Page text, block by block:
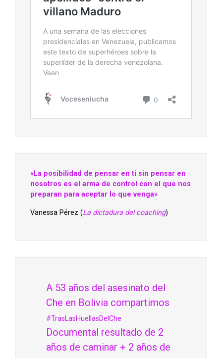
«La posibilidad de pensar en ti sin pensar en
nosotros es el arma de control con el que nos
preparan para aceptar lo que venga»
Vanessa Pérez (La dictadura del coaching)
A 53 años del asesinato del
Che en Bolivia compartimos
#TrasLasHuellasDelChe
Documental resultado de 2
años de caminar + 2 años de